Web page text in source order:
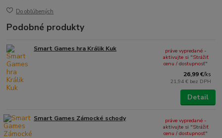
Do obľúbených
Podobné produkty
Smart Games hra Králik Kuk
26,99 €/ks
21,94 € bez DPH
práve vypredané -
aktivujte si "Strážiť
cenu / dostupnosť"
Detail
Smart Games Zámocké schody
práve vypredané -
aktivujte si "Strážiť
cenu / dostupnosť"